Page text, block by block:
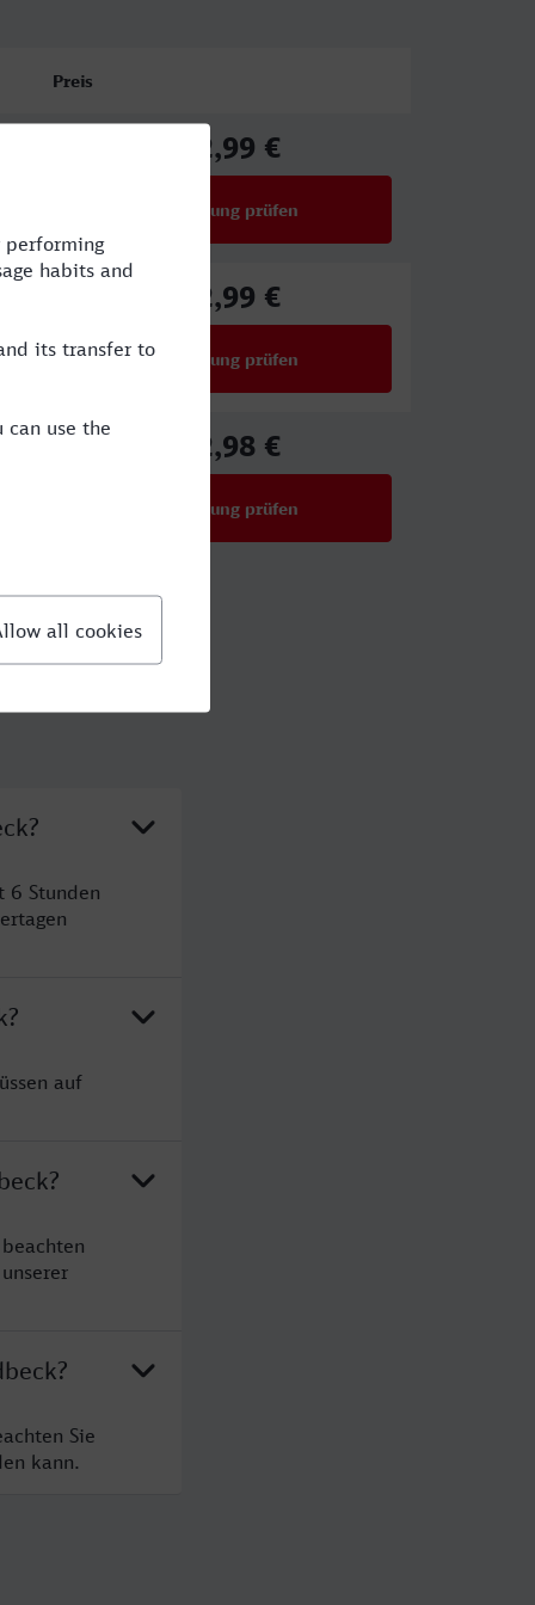
Preis
92,99 €
Verbindung prüfen
92,99 €
Verbindung prüfen
72,98 €
Verbindung prüfen
6 Stunden
auf
Sie
kann.